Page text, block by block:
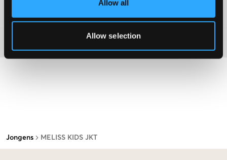
Allow all
Allow selection
Jongens MELISS KIDS JKT